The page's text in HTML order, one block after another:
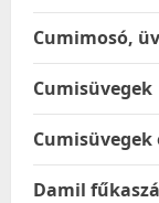
Cumimosó,
Cumisüvegek
Damil